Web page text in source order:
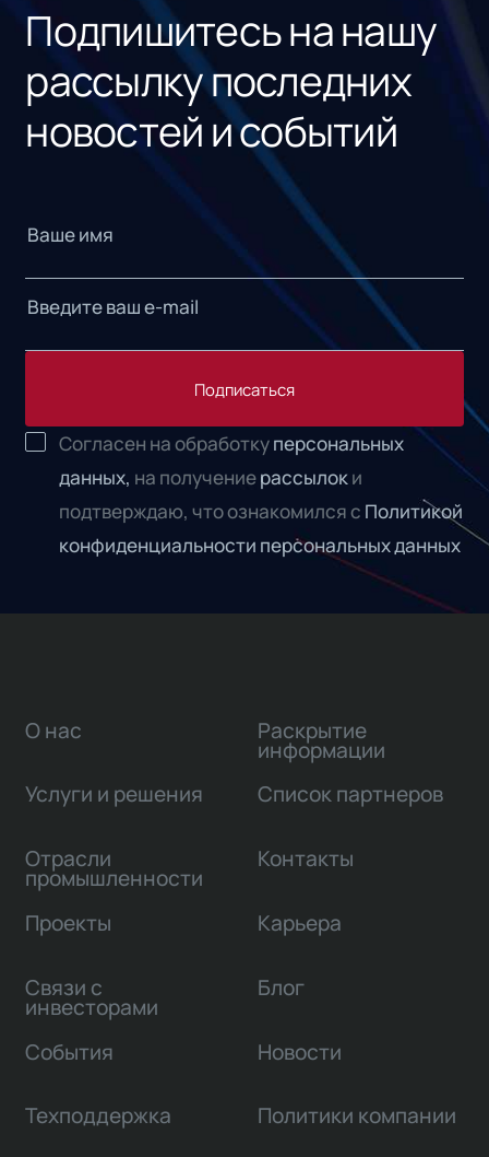
Подпишитесь на нашу
рассылку последних
новостей и событий
Подписаться
Согласен на обработкуперсональных
данных, на получениерассылоки
подтверждаю, что ознакомился с Политикой
конфиденциальности персональных данных
О нас
Услуги и решения
Отрасли
промышленности
Проекты
Связи с
инвесторами
Раскрытие
информации
Список партнеров
Контакты
Карьера
Блог
События Новости
Техподдержка Политики компании